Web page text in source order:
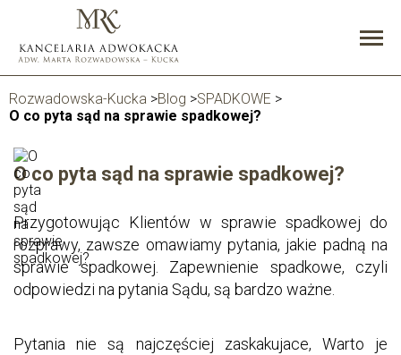
Rozwadowska-Kucka >Blog >SPADKOWE >
O co pyta sąd na sprawie spadkowej?
O co pyta sąd na sprawie spadkowej?
Przygotowując Klientów w sprawie spadkowej do
rozprawy, zawsze omawiamy pytania, jakie padną na
sprawie spadkowej. Zapewnienie spadkowe, czyli
odpowiedzi na pytania Sądu, są bardzo ważne.
Pytania nie są najczęściej zaskakujace, Warto je